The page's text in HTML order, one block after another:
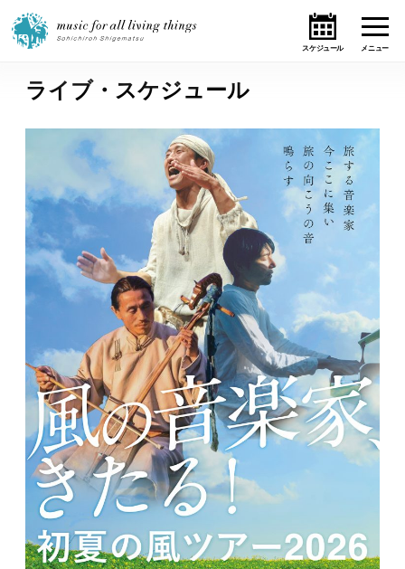
ホーム
ニュース
テーマ
ライブ・スケジュール
作品
オンライン・ショップ
ギャラリー
日々のレポート
Specials
プロフィール
ライブ・スケジュール